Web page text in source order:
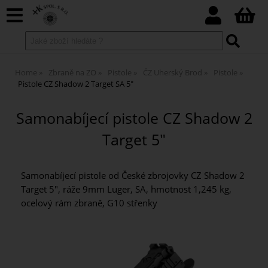
Home Zbraně na ZO Pistole ČZ Uherský Brod
Pistole
Pistole CZ Shadow 2 Target SA 5"
Samonabíjecí pistole CZ Shadow 2
Target 5"
Samonabíjecí pistole od České zbrojovky CZ Shadow 2
Target 5", ráže 9mm Luger, SA, hmotnost 1,245 kg,
ocelový rám zbraně, G10 střenky